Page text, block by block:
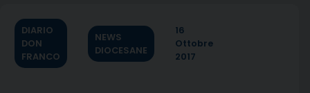
DIARIO
DON
FRANCO
NEWS
DIOCESANE
16
Ottobre
2017